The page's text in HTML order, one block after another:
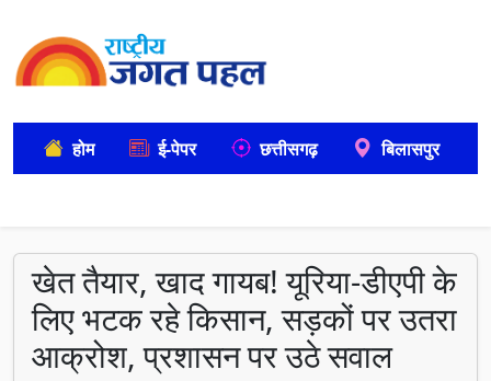
होम ई-पेपर छत्तीसगढ़ बिलासपुर
खेत तैयार, खाद गायब! यूरिया-डीएपी के
लिए भटक रहे किसान, सड़कों पर उतरा
आक्रोश, प्रशासन पर उठे सवाल